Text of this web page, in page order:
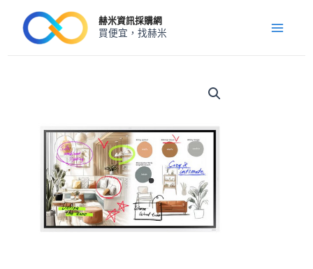
赫米資訊採購網
買便宜，找赫米
Menu
◢SAMSUNG